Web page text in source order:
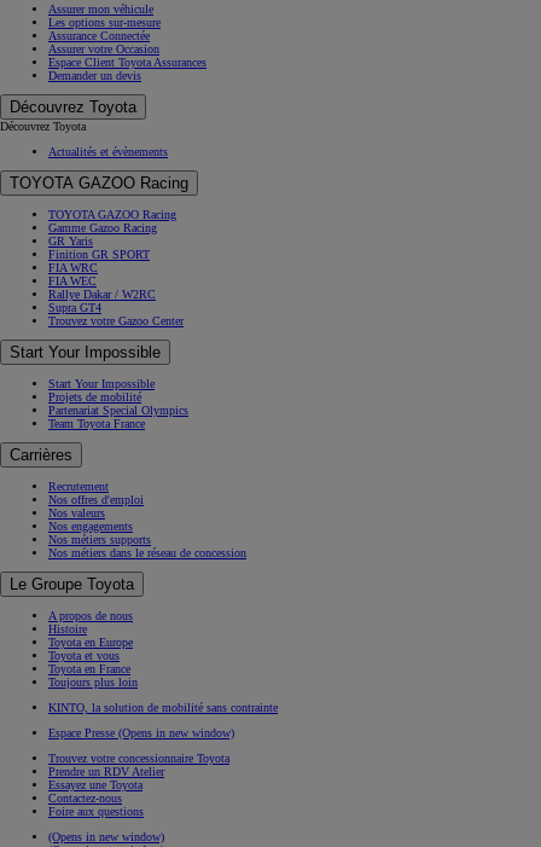
Assurer mon véhicule
Les options sur-mesure
Assurance Connectée
Assurer votre Occasion
Espace Client Toyota Assurances
Demander un devis
Découvrez Toyota
Découvrez Toyota
Actualités et évènements
TOYOTA GAZOO Racing
TOYOTA GAZOO Racing
Gamme Gazoo Racing
GR Yaris
Finition GR SPORT
FIA WRC
FIA WEC
Rallye Dakar / W2RC
Supra GT4
Trouvez votre Gazoo Center
Start Your Impossible
Start Your Impossible
Projets de mobilité
Partenariat Special Olympics
Team Toyota France
Carrières
Recrutement
Nos offres d'emploi
Nos valeurs
Nos engagements
Nos métiers supports
Nos métiers dans le réseau de concession
Le Groupe Toyota
A propos de nous
Histoire
Toyota en Europe
Toyota et vous
Toyota en France
Toujours plus loin
KINTO, la solution de mobilité sans contrainte
Espace Presse (Opens in new window)
Trouvez votre concessionnaire Toyota
Prendre un RDV Atelier
Essayez une Toyota
Contactez-nous
Foire aux questions
(Opens in new window)